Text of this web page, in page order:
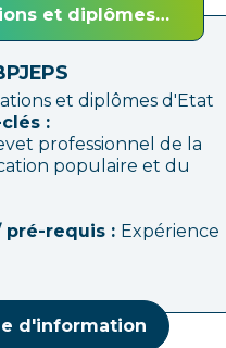
et diplômes
d'Etat
et diplômes d'Etat
:
professionnel de la
populaire et du
pré-requis : Expérience
d'information